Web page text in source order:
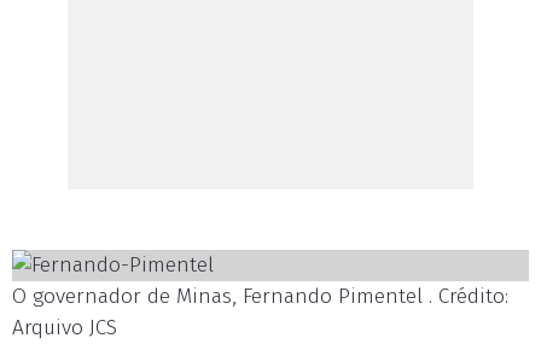
O governador de Minas, Fernando Pimentel . Crédito:
Arquivo JCS